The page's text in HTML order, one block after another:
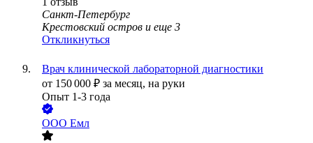
Санкт-Петербург
Крестовский остров и еще 3
Откликнуться
Врач клинической лабораторной диагностики
от 150 000 ₽ за месяц, на руки
Опыт 1-3 года
ООО Емл